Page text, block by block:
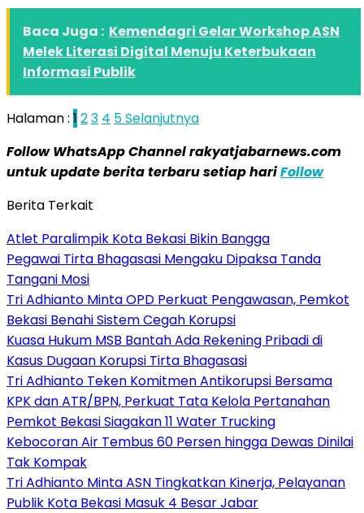
Baca Juga : Kemendagri Gelar Workshop ASN
Melek Literasi Digital Menuju Keterbukaan
Informasi Publik
Halaman : 1 23 4 5Selanjutnya
Follow WhatsApp Channel rakyatjabarnews.com
untuk update berita terbaru setiap hariFollow
Berita Terkait
Atlet Paralimpik Kota Bekasi Bikin Bangga
Pegawai Tirta Bhagasasi Mengaku Dipaksa Tanda
Tangani Mosi
Tri Adhianto Minta OPD Perkuat Pengawasan, Pemkot
Bekasi Benahi Sistem Cegah Korupsi
Kuasa Hukum MSB Bantah Ada Rekening Pribadi di
Kasus Dugaan Korupsi Tirta Bhagasasi
Tri Adhianto Teken Komitmen Antikorupsi Bersama
KPK dan ATR/BPN, Perkuat Tata Kelola Pertanahan
Pemkot Bekasi Siagakan 11 Water Trucking
Kebocoran Air Tembus 60 Persen hingga Dewas Dinilai
Tak Kompak
Tri Adhianto Minta ASN Tingkatkan Kinerja, Pelayanan
Publik Kota Bekasi Masuk 4 Besar Jabar